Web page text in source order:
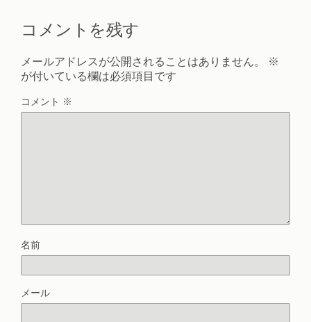
コメントを残す
メールアドレスが公開されることはありません。
※
が付いている欄は必須項目です
コメント ※
名前
メール